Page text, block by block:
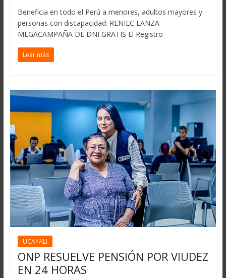
Beneficia en todo el Perú a menores, adultos mayores y
personas con discapacidad: RENIEC LANZA
MEGACAMPAÑA DE DNI GRATIS El Registro
Leer más
UCAYALI
ONP RESUELVE PENSIÓN POR VIUDEZ
EN 24 HORAS